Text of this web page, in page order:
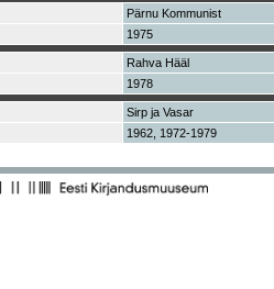
Pärnu Kommunist
1975
Rahva Hääl
1978
Sirp ja Vasar
1962, 1972-1979